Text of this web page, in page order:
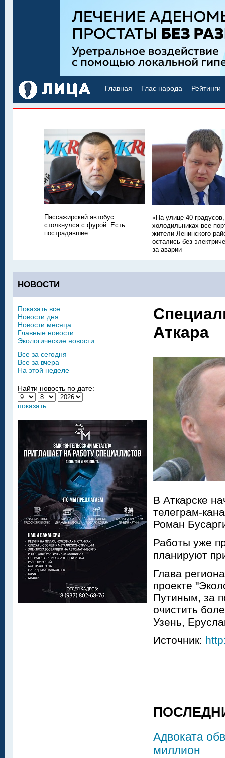
Главная Глас народа Рейтинги
Пассажирский автобус
столкнулся с фурой. Есть
пострадавшие
«На улице 40
холодильниках все
жители Ленинского
остались без
за аварии
НОВОСТИ
Аткара
В Аткарске
телеграм-
Роман
Работы уже
планируют
Глава
проекте
Путиным, за
очистить
Узень,
Источник:
Адвоката
миллион
Показать все
Новости дня
Новости месяца
Главные новости
Экологические новости
Все за сегодня
Все за вчера
На этой неделе
Найти новость по дате:
показать